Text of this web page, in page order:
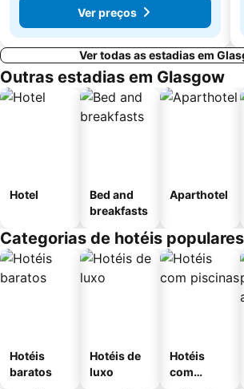
Ver preços
Ver todas as estadias em
Outras estadias em Glasgow
Hotel
Bed and
breakfasts
Aparthotel
Categorias de hotéis
Hotéis
baratos
Hotéis de
luxo
Hotéis
com